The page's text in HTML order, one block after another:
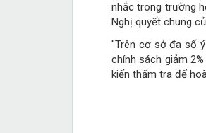
nhắc trong trường
Nghị quyết chung
"Trên cơ sở đa số
chính sách giảm
kiến thẩm tra để